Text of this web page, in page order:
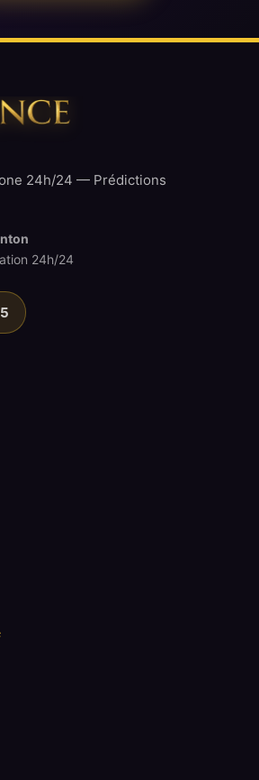
24h/24 — Prédictions
24h/24